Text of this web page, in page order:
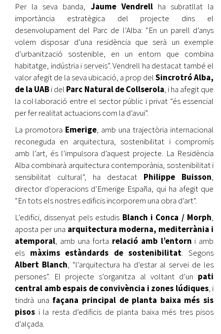
Per la seva banda, Jaume Vendrellha subratllat la
importància estratègica del projecte dins el
desenvolupament del Parc de l’Alba: “En un parell d’anys
volem disposar d’una residència que serà un exemple
d’urbanització sostenible, en un entorn que combina
habitatge, indústria i serveis”. Vendrell ha destacat també el
valor afegit de la seva ubicació, a prop delSincrotró Alba,
de la UABi del Parc Natural de Collserola, i ha afegit que
la col·laboració entre el sector públic i privat “és essencial
per fer realitat actuacions com la d’avui”.
La promotora Emerige, amb una trajectòria internacional
reconeguda en arquitectura, sostenibilitat i compromís
amb l’art, és l’impulsora d’aquest projecte. La Residència
Alba combinarà arquitectura contemporània, sostenibilitat i
sensibilitat cultural”, ha destacat Philippe Buisson,
director d’operacions d’Emerige España, qui ha afegit que
“En tots els nostres edificis incorporem una obra d’art”.
L’edifici, dissenyat pels estudis Blanch i Conca / Morph,
aposta per una arquitectura moderna, mediterrània i
atemporal, amb una forta relació amb l’entorn i amb
els màxims estàndards de sostenibilitat. Segons
Albert Blanch, “l’arquitectura ha d’estar al servei de les
persones”. El projecte s’organitza al voltant d’un pati
central amb espais de convivència i zones lúdiques, i
tindrà una façana principal de planta baixa més sis
pisos i la resta d’edificis de planta baixa més tres pisos
d’alçada.